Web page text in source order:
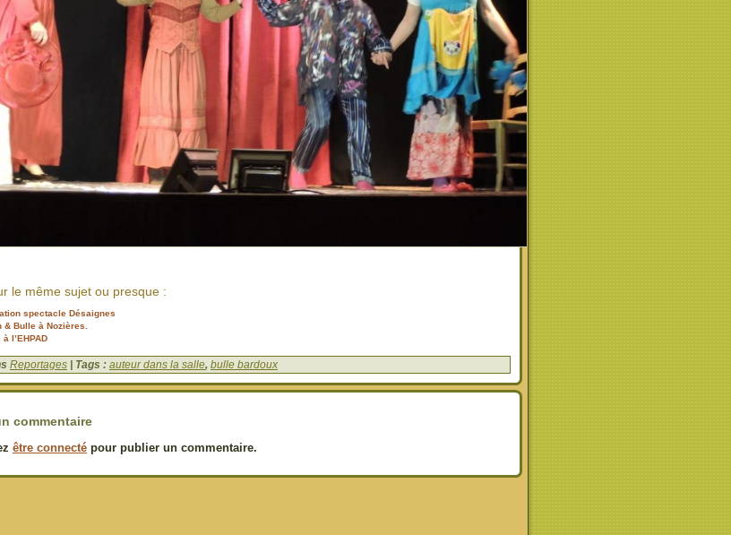
le même sujet ou presque :
spectacle Désaignes
& Bulle à Nozières.
l’EHPAD
Reportages | Tags : auteur dans la salle, bulle bardoux
commentaire
être connecté pour publier un commentaire.